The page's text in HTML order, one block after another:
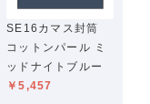
SE16カマス封筒
コットンパール ミ
ッドナイトブルー
￥5,457